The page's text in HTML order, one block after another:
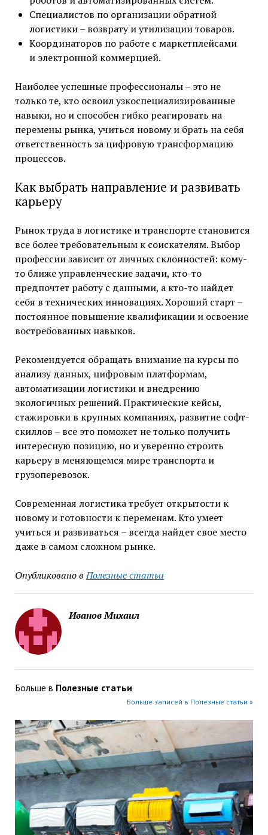
Специалистов по организации обратной
логистики – возврату и утилизации товаров.
Координаторов по работе с маркетплейсами
и электронной коммерцией.
Наиболее успешные профессионалы – это не
только те, кто освоил узкоспециализированные
навыки, но и способен гибко реагировать на
перемены рынка, учиться новому и брать на себя
ответственность за цифровую трансформацию
процессов.
Как выбрать направление и развивать
карьеру
Рынок труда в логистике и транспорте становится
все более требовательным к соискателям. Выбор
профессии зависит от личных склонностей: кому-
то ближе управленческие задачи, кто-то
предпочтет работу с данными, а кто-то найдет
себя в технических инновациях. Хороший старт –
постоянное повышение квалификации и освоение
востребованных навыков.
Рекомендуется обращать внимание на курсы по
анализу данных, цифровым платформам,
автоматизации логистики и внедрению
экологичных решений. Практические кейсы,
стажировки в крупных компаниях, развитие софт-
скиллов – все это поможет не только получить
интересную позицию, но и уверенно строить
карьеру в меняющемся мире транспорта и
грузоперевозок.
Современная логистика требует открытости к
новому и готовности к переменам. Кто умеет
учиться и развиваться – всегда найдет свое место
даже в самом сложном рынке.
Опубликовано в Полезные статьи
Иванов Михаил
Больше в Полезные статьи
Больше записей в Полезные статьи »